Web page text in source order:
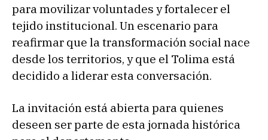
para movilizar voluntades y fortalecer el
tejido institucional. Un escenario para
reafirmar que la transformación social nace
desde los territorios, y que el Tolima está
decidido a liderar esta conversación.
La invitación está abierta para quienes
deseen ser parte de esta jornada histórica